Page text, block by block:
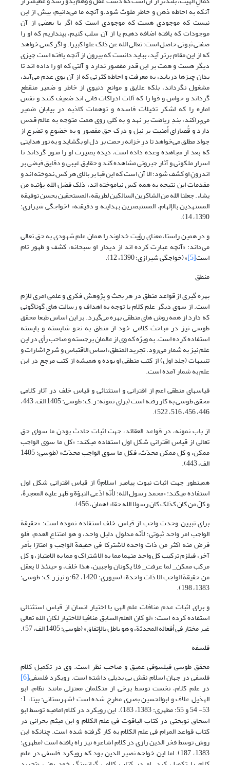
آنکه به احاطه ذهن و خاطر ملوث شود.و آنچه ما می‌دانیم، بیش از این
نیست که موجودی هست که موجودی است که اگر با بعضی از آن
موجودات که یافته اضافه دهیم یا از آن سلب کنیم، بپنداریم که او را
صفتی ثبوتی حاصل است؛ تعالی الله عن ذلک علوا کبیرا. و اگر کسی خواهد
که از این مقام برتر آید، بباید دانست که بیرون از آنچه یافته است چیزی
دیگر هست و همت بر این قدر مقصور ندارد و آلتی که او را داده اند تا
بدان چیزها دریابد، به معرفت و احاطه کثرتی که از آن بویِ عدم می‌آید،
مشغول نگرداند، بلکه علایق و موانع دنیوی از خاطر و ضمیر منقطع
گرداند و حواس و قوا را که آلات ادراکات فانی اند ضعیف کنند و نفس
اماره را که لشکر تخیلات فاسده و توهمات کاذبه در بیابانِ ضمیر
می‌پراکند، بندِ ریاضت بر نهد و به کلی روی همت متوجه به عالم قدس
دارد و قُصارای اُمنیت بر نیل و درک حق مقصور و به خضوع و تضرع از
جواد مطلق می‌خواهد تا درِ خزانه رحمت بر دل او بگشاید و به نور هدایتی
که بعد از مجاهده وعده داده است، دیده بصیرت او را منور گرداند تا
اسرار ملکوتی و آثار جبروتی مشاهده کند و حقایق غیبی و دقایق فیضی بر
اندرونِ او کشف شود؛ الا آن است که این قبا بر بالای هر کس ندوخته اند و
مقدمات این نتیجه به همه کس نیاموخته اند، ذلک فضل الله یؤتیه من
یشاء. جعلنا الله من الشاکرین السالکین لطریقه، المستحقین بحسن توفیقه
المستهدین بالإلهام، المستبصرین بهدایته و دقیقته» (خواجگی شیرازی:
1390، 14).
و در همین راستا، معنای رؤیت خداوند را همان علم شهودی به حق تعالی
می‌داند: «آنچه عبارت کرده اند از دیدار او سبحانه، کشف و ظهور تام
است[5] » (خواجگی شیرازی: 1390، 12).
منطق
بهره گیری از قواعد منطق در هر بحث و پژوهش فکری و علمی امری لازم
است. از سوی دیگر علم کلام با توجه به اهداف و رسالت های گوناگونی
که دارد از همه روش های منطقی بهره می‌گیرد. بر این اساس طبعا محقق
طوسی نیز در مباحث کلامی خود از منطق به نحو شایسته و بایسته
استفاده کرده است. به ویژه که وی از عالمان برجسته و صاحب رأی در این
علم نیز به شمار می‌رود. تجرید المنطق، اساس الاقتباس و شرح اشارات و
تنبیهات (جلد اول) از کتب منطقی او بوده و همیشه از کتب مرجع در این
علم به شمار آمده است.
قیاس‎های منطقی اعم از اقترانی و استثنائی و قیاس خلف در آثار کلامی
محقق طوسی به کار رفته است (برای نمونه: ر.ک: طوسی: 1405 الف، 443،
446، 456، 516، 522).
از باب نمونه، در قواعد العقائد، جهت اثبات حادث بودن ما سوای حق
تعالی از قیاس اقترانی شکل اول استفاده می‎کند: «کل ما سوی الواجب
ممکن، و کل ممکن محدَث، فکل ما سوی الواجب محدَث» (طوسی: 1405
الف، 443).
همینطور جهت اثبات نبوت پیامبر اسلام6 از قیاس اقترانی شکل اول
استفاده می‎کند: «محمد رسول الله؛ لأنّه ادّعی النبوّة و ظهر علیه المعجرۀ،
و کلّ من کان کذلک کان رسولا الله حقا» (همان، 456).
برای تبیین وحدت واجب از قیاس خلف استفاده نموده است: «حقیقة
الواجب امر واحد ثبوتی؛ لأنّه مدلول دلیل واحد، و هو امتناع العدم، فلو
فرض منه اکثر من ذات واحدة لاشترکا فی حقیقة الواجب و امتازا بأمر
آخر، فیلزم ترکیب کل واحد منهما مما به الاشتراک و مما به الامتیاز، و کل
مرکب ممکن_ لما عرفت_ فلا یکونان واجبین، هذا خلف، و حینئذ لا یعقل
من حقیقة الواجب الا ذات واحدة» (سیوری: 1420، 62؛ و نیز ر.ک: طوسی:
1383، 198).
و برای اثبات عدم منافات علم الهی با اختیار انسان از قیاس استثنائی
استفاده کرده است: «لو کان العلم السابق منافیا للاختیار لکان الله تعالی
غیر مختار فی أفعاله المحدثة، و هو باطل بالإتفاق» (طوسی: 1405 الف، 57).
فلسفه
محقق طوسی فیلسوفی عمیق و صاحب نظر است. وی در تکمیل کلام
فلسفی در جهان اسلام نقش بی بدیلی داشته است. رویکرد فلسفی[6]
در علم کلام، نخست توسط برخی از متکلمان معتزلی مانند نظام، ابو
الهذیل علاف و ابوالحسین بصری مطرح شده است (شهرستانی: بی‏تا، 1:
53- 54 و 55؛ مطهری: 1383، 183). این رویکرد در کلام امامیه توسط ابو
اسحاق نوبختی در کتاب الیاقوت فی علم الکلام و ابن میثم بحرانی در
کتاب قواعد المرام فی علم الکلام به کار گرفته شده است. چنانکه این
روش توسط فخر الدین رازی در کلام اشاعره نیز راه یافته است (مطهری:
1383، 187). اما این خواجه نصیر الدین بود که رویکرد فلسفی در علم